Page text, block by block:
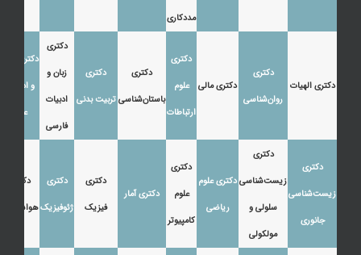
مددکاری
دکتری الهیات
دکتری
روان‌شناسی
دکتری مالی
دکتری
علوم
ارتباطات
دکتری
باستان‌شناسی
دکتری
تربیت بدنی
دکتری
زبان و
ادبیات
فارسی
دکتری زبان
و ادبیات
عرب
دکتری
زیست‌شناسی
جانوری
دکتری
زیست‌شناسی
سلولی و
مولکولی
دکتری علوم
ریاضی
دکتری
علوم
کامپیوتر
دکتری آمار
دکتری
فیزیک
دکتری
ژئوفیزیک
دکتری
هواشناسی